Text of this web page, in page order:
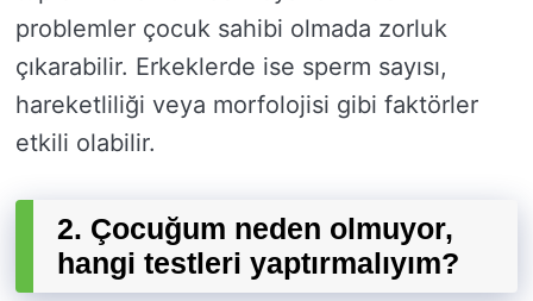
problemler çocuk sahibi olmada zorluk
çıkarabilir. Erkeklerde ise sperm sayısı,
hareketliliği veya morfolojisi gibi faktörler
etkili olabilir.
2. Çocuğum neden olmuyor,
hangi testleri yaptırmalıyım?